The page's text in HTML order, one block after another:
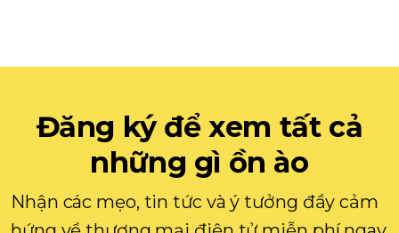
Đăng ký để xem tất cả
những gì ồn ào
Nhận các mẹo, tin tức và ý tưởng đầy cảm